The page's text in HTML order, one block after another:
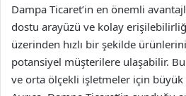
Dampa Ticaret’in en önemli
dostu arayüzü ve kolay
üzerinden hızlı bir şekilde
potansiyel müşterilere ulaşabilir.
ve orta ölçekli işletmeler için büyük